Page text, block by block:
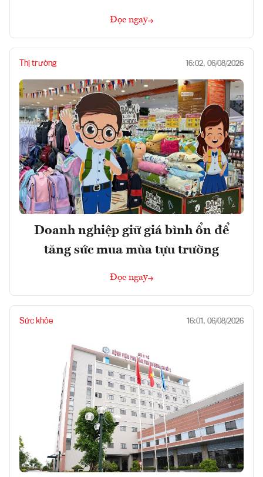
Đọc ngay
Thị trường 16:02, 06/08/2026
Doanh nghiệp giữ giá bình ổn để
tăng sức mua mùa tựu trường
Đọc ngay
Sức khỏe 16:01, 06/08/2026